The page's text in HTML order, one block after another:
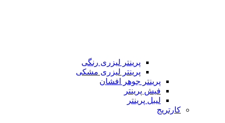
پرینتر لیزری رنگی
پرینتر لیزری مشکی
پرینتر جوهر افشان
فیش پرینتر
لیبل پرینتر
کارتریج